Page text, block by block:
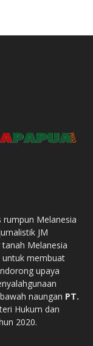
rumpun Melanesia
JM
Melanesia
untuk membuat
upaya
naungan PT.
Hukum dan
2020.